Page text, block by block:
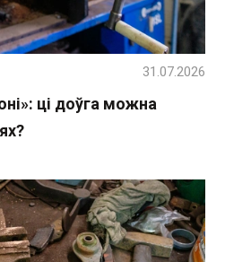
ці доўга можна
31.07.2026